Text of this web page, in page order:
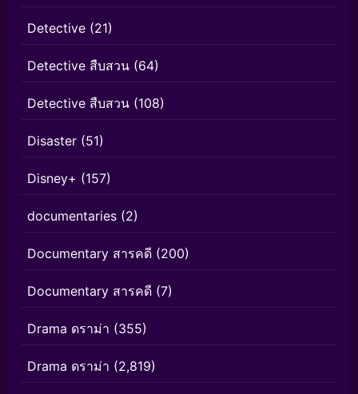
Detective (21)
Detective สืบสวน (64)
Detective สืบสวน (108)
Disaster (51)
Disney+ (157)
documentaries (2)
Documentary สารคดี (200)
Documentary สารคดี (7)
Drama ดราม่า (355)
Drama ดราม่า (2,819)